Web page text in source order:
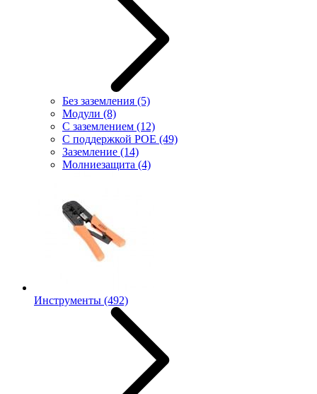
Без заземления (5)
Модули (8)
С заземлением (12)
С поддержкой POE (49)
Заземление (14)
Молниезащита (4)
Инструменты (492)